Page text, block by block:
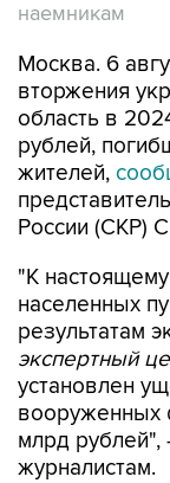
наемникам
Москва. 6
вторжения
область в
рублей,
жителей,
России (СКР)
"К
населенных
результатам
экспертный
установлен
вооруженных
млрд рублей",
журналистам.